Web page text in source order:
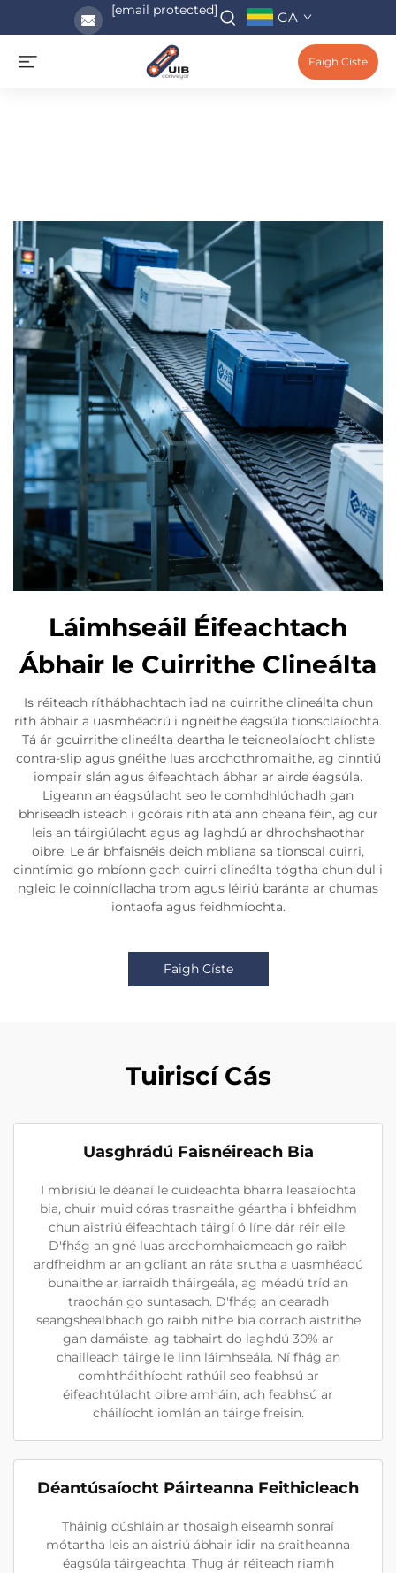
[email protected] GA
Faigh Císte
Láimhseáil Éifeachtach
Ábhair le Cuirrithe Clineálta
Is réiteach ríthábhachtach iad na cuirrithe clineálta chun
rith ábhair a uasmhéadrú i ngnéithe éagsúla tionsclaíochta.
Tá ár gcuirrithe clineálta deartha le teicneolaíocht chliste
contra-slip agus gnéithe luas ardchothromaithe, ag cinntiú
iompair slán agus éifeachtach ábhar ar airde éagsúla.
Ligeann an éagsúlacht seo le comhdhlúchadh gan
bhriseadh isteach i gcórais rith atá ann cheana féin, ag cur
leis an táirgiúlacht agus ag laghdú ar dhrochshaothar
oibre. Le ár bhfaisnéis deich mbliana sa tionscal cuirri,
cinntímid go mbíonn gach cuirri clineálta tógtha chun dul i
ngleic le coinníollacha trom agus léiriú baránta ar chumas
iontaofa agus feidhmíochta.
Faigh Císte
Tuiriscí Cás
Uasghrádú Faisnéireach Bia
I mbrisiú le déanaí le cuideachta bharra leasaíochta
bia, chuir muid córas trasnaithe géartha i bhfeidhm
chun aistriú éifeachtach táirgí ó líne dár réir eile.
D'fhág an gné luas ardchomhaicmeach go raibh
ardfheidhm ar an gcliant an ráta srutha a uasmhéadú
bunaithe ar iarraidh tháirgeála, ag méadú tríd an
traochán go suntasach. D'fhág an dearadh
seangshealbhach go raibh nithe bia corrach aistrithe
gan damáiste, ag tabhairt do laghdú 30% ar
chailleadh táirge le linn láimhseála. Ní fhág an
comhtháithíocht rathúil seo feabhsú ar
éifeachtúlacht oibre amháin, ach feabhsú ar
cháilíocht iomlán an táirge freisin.
Déantúsaíocht Páirteanna Feithicleach
Tháinig dúshláin ar thosaigh eiseamh sonraí
mótartha leis an aistriú ábhair idir na sraitheanna
éagsúla táirgeachta. Thug ár réiteach riamh